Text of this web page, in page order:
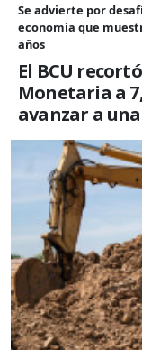
Se advierte por
economía que
años
El BCU
Monetaria a
avanzar a